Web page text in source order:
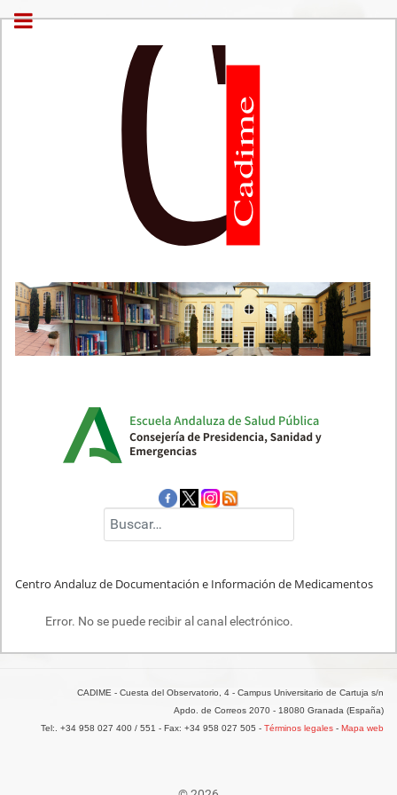
Centro Andaluz de Documentación e Información de Medicamentos
Error. No se puede recibir al canal electrónico.
CADIME - Cuesta del Observatorio, 4 - Campus Universitario de Cartuja s/n
Apdo. de Correos 2070 - 18080 Granada (España)
Tel:. +34 958 027 400 / 551 - Fax: +34 958 027 505 - Términos legales - Mapa web